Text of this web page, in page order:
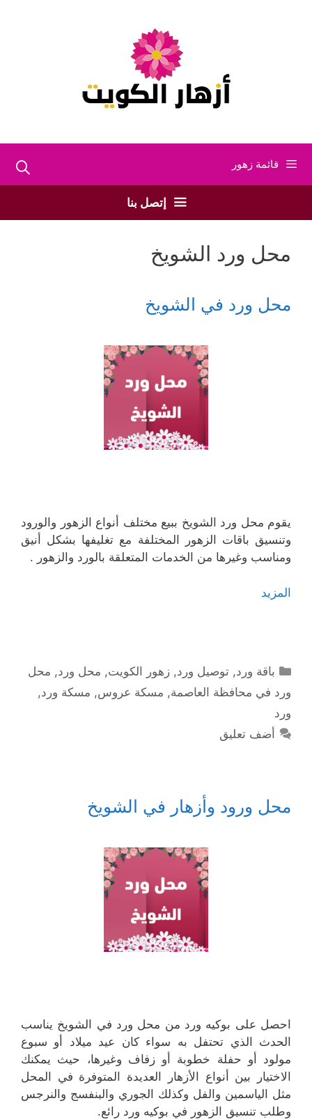
قائمة زهور
إتصل بنا
محل ورد الشويخ
محل ورد في الشويخ
يقوم محل ورد الشويخ ببيع مختلف أنواع الزهور والورود
وتنسيق باقات الزهور المختلفة مع تغليفها بشكل أنيق
ومناسب وغيرها من الخدمات المتعلقة بالورد والزهور .
المزيد
التصنيفات
باقة ورد,توصيل ورد,زهور الكويت, محل ورد, محل
ورد في محافظة العاصمة, مسكة عروس, مسكة ورد,
ورد
أضف تعليق
محل ورود وأزهار في الشويخ
احصل على بوكيه ورد من محل ورد في الشويخ يناسب
الحدث الذي تحتفل به سواء كان عيد ميلاد أو سبوع
مولود أو حفلة خطوبة أو زفاف وغيرها، حيث يمكنك
الاختيار بين أنواع الأزهار العديدة المتوفرة في المحل
مثل الياسمين والفل وكذلك الجوري والبنفسج والنرجس
وطلب تنسيق الزهور في بوكيه ورد رائع.